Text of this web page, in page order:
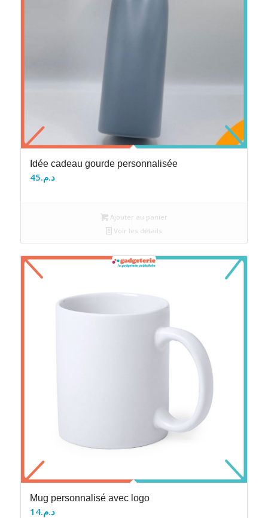
Idée cadeau gourde personnalisée
د.م.45
Ajouter au panier
Voir les détails
Mug personnalisé avec logo
د.م.14